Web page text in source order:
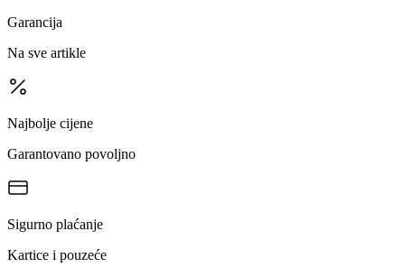
Garancija
Na sve artikle
Najbolje cijene
Garantovano povoljno
Sigurno plaćanje
Kartice i pouzeće